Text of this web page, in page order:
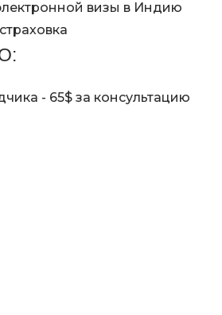
кладовая с основными
визы в Индию
- 65$ за консультацию